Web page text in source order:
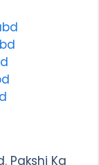
, Pakshi Ka